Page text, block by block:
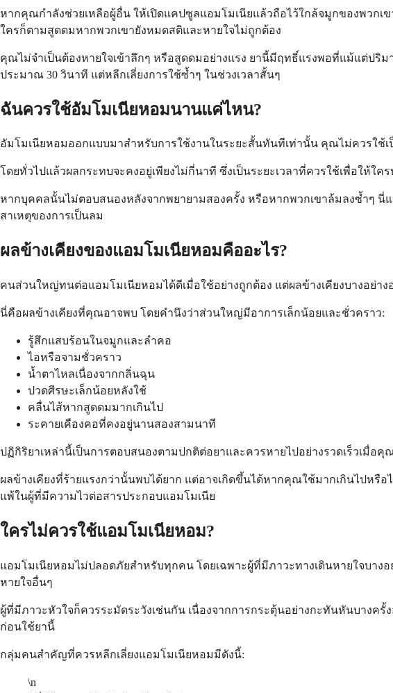
หากคุณกำลังช่วยเหลือผู้อื่น ให้เปิดแคปซูลแอมโมเนียแล้วถือไว้ใกล้จมูกของพวก
ใครก็ตามสูดดมหากพวกเขายังหมดสติและหายใจไม่ถูกต้อง
คุณไม่จำเป็นต้องหายใจเข้าลึกๆ หรือสูดดมอย่างแรง ยานี้มีฤทธิ์แรงพอที่แม้แต่ป
ประมาณ 30 วินาที แต่หลีกเลี่ยงการใช้ซ้ำๆ ในช่วงเวลาสั้นๆ
ฉันควรใช้อัมโมเนียหอมนานแค่ไหน?
อัมโมเนียหอมออกแบบมาสำหรับการใช้งานในระยะสั้นทันทีเท่านั้น คุณไม่ควรใช้เ
โดยทั่วไปแล้วผลกระทบจะคงอยู่เพียงไม่กี่นาที ซึ่งเป็นระยะเวลาที่ควรใช้เพื่อให้
หากบุคคลนั้นไม่ตอบสนองหลังจากพยายามสองครั้ง หรือหากพวกเขาล้มลงซ้ำๆ
สาเหตุของการเป็นลม
ผลข้างเคียงของแอมโมเนียหอมคืออะไร?
คนส่วนใหญ่ทนต่อแอมโมเนียหอมได้ดีเมื่อใช้อย่างถูกต้อง แต่ผลข้างเคียงบางอย่า
นี่คือผลข้างเคียงที่คุณอาจพบ โดยคำนึงว่าส่วนใหญ่มีอาการเล็กน้อยและชั่วคราว:
รู้สึกแสบร้อนในจมูกและลำคอ
ไอหรือจามชั่วคราว
น้ำตาไหลเนื่องจากกลิ่นฉุน
ปวดศีรษะเล็กน้อยหลังใช้
คลื่นไส้หากสูดดมมากเกินไป
ระคายเคืองคอที่คงอยู่นานสองสามนาที
ปฏิกิริยาเหล่านี้เป็นการตอบสนองตามปกติต่อยาและควรหายไปอย่างรวดเร็วเมื่
ผลข้างเคียงที่ร้ายแรงกว่านั้นพบได้ยาก แต่อาจเกิดขึ้นได้หากคุณใช้มากเกินไปหรื
แพ้ในผู้ที่มีความไวต่อสารประกอบแอมโมเนีย
ใครไม่ควรใช้แอมโมเนียหอม?
แอมโมเนียหอมไม่ปลอดภัยสำหรับทุกคน โดยเฉพาะผู้ที่มีภาวะทางเดินหายใจบา
หายใจอื่นๆ
ผู้ที่มีภาวะหัวใจก็ควรระมัดระวังเช่นกัน เนื่องจากการกระตุ้นอย่างกะทันหันบาง
ก่อนใช้ยานี้
กลุ่มคนสำคัญที่ควรหลีกเลี่ยงแอมโมเนียหอมมีดังนี้:
\n